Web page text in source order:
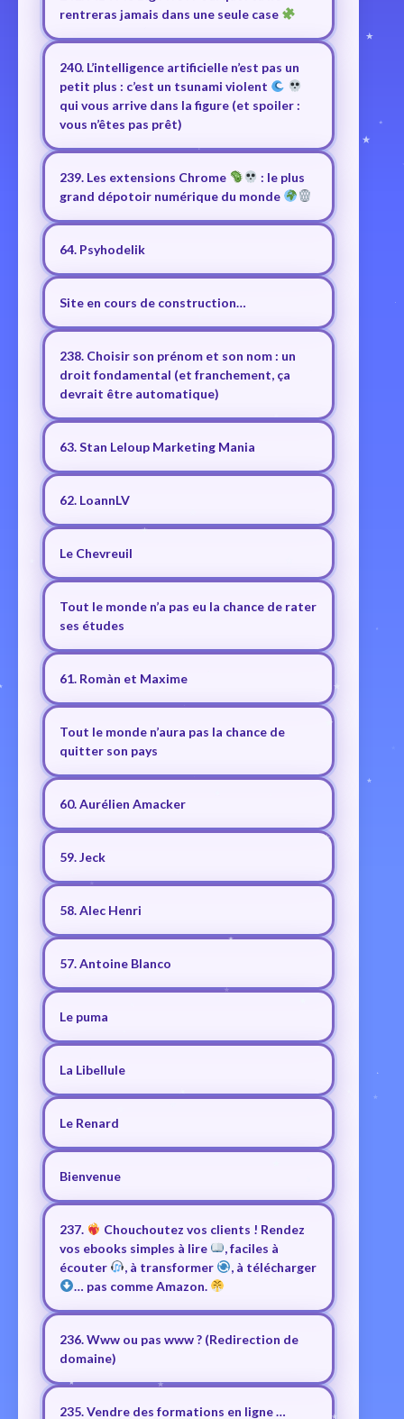
rentreras jamais dans une seule case
240. L’intelligence artificielle n’est pas un
petit plus : c’est un tsunami violent
qui vous arrive dans la figure (et spoiler :
vous n’êtes pas prêt)
239. Les extensions Chrome
: le plus
grand dépotoir numérique du monde
64. Psyhodelik
Site en cours de construction…
238. Choisir son prénom et son nom : un
droit fondamental (et franchement, ça
devrait être automatique)
63. Stan Leloup Marketing Mania
62. LoannLV
Le Chevreuil
Tout le monde n’a pas eu la chance de rater
ses études
61. Romàn et Maxime
Tout le monde n’aura pas la chance de
quitter son pays
60. Aurélien Amacker
59. Jeck
58. Alec Henri
57. Antoine Blanco
Le puma
La Libellule
Le Renard
Bienvenue
237.
Chouchoutez vos clients ! Rendez
vos ebooks simples à lire
, faciles à
écouter
, à transformer
, à télécharger
… pas comme Amazon.
236. Www ou pas www ? (Redirection de
domaine)
235. Vendre des formations en ligne …